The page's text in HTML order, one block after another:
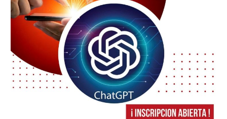
GENERACION
DE
IMAGENES